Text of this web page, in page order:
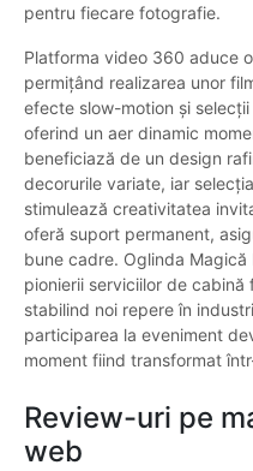
pentru fiecare fotografie.
Platforma video 360 aduce
permițând realizarea unor
efecte slow-motion și
oferind un aer dinamic
beneficiază de un design
decorurile variate, iar
stimulează creativitatea
oferă suport permanent,
bune cadre. Oglinda
pionierii serviciilor de
stabilind noi repere în
participarea la eveniment
moment fiind transformat
Review-uri pe
web